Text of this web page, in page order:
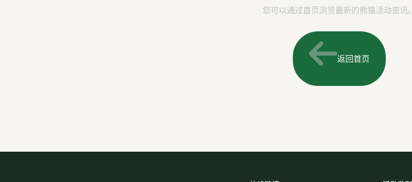
您可以通过首页浏览最新的熊猫活动资讯。
返回首页